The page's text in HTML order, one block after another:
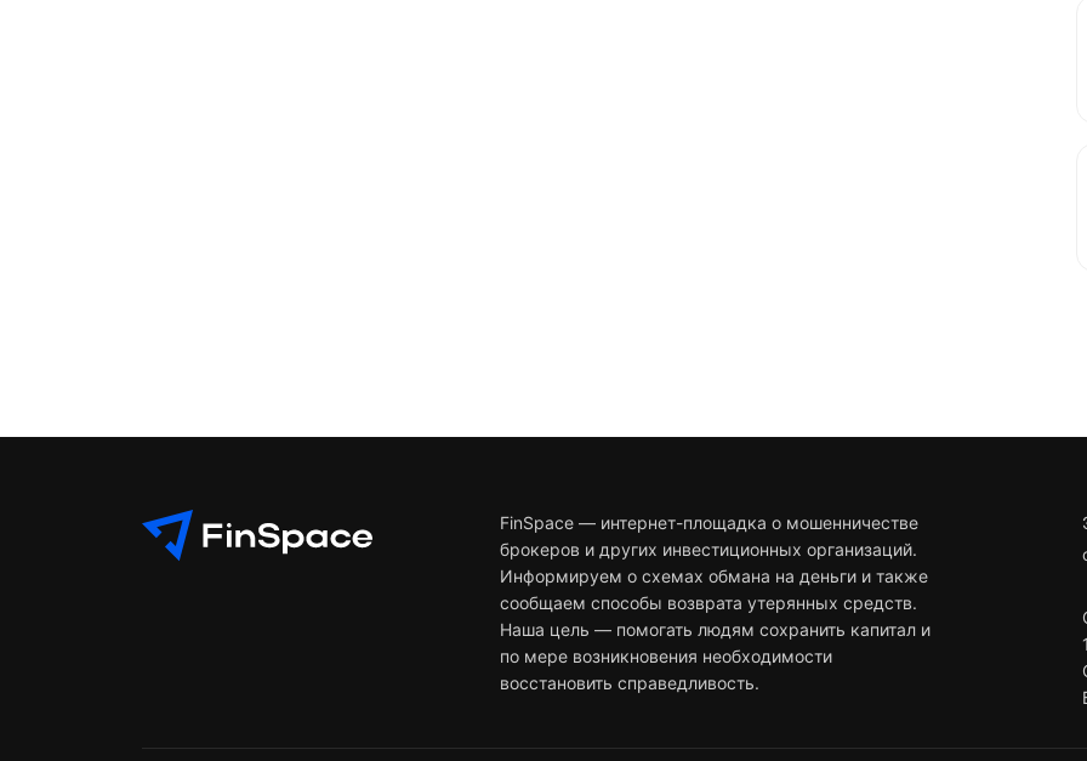
FinSpace — интернет-площадка о мошенничестве
брокеров и других инвестиционных организаций.
Информируем о схемах обмана на деньги и также
сообщаем способы возврата утерянных средств.
Наша цель — помогать людям сохранить капитал и
по мере возникновения необходимости
восстановить справедливость.